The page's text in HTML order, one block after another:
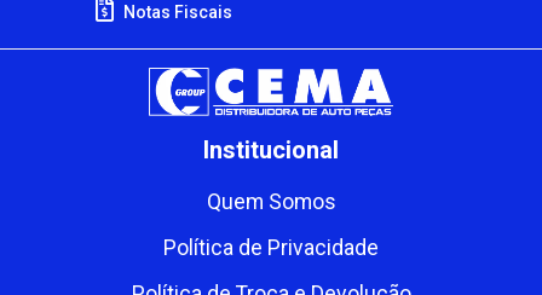
Notas Fiscais
Institucional
Quem Somos
Política de Privacidade